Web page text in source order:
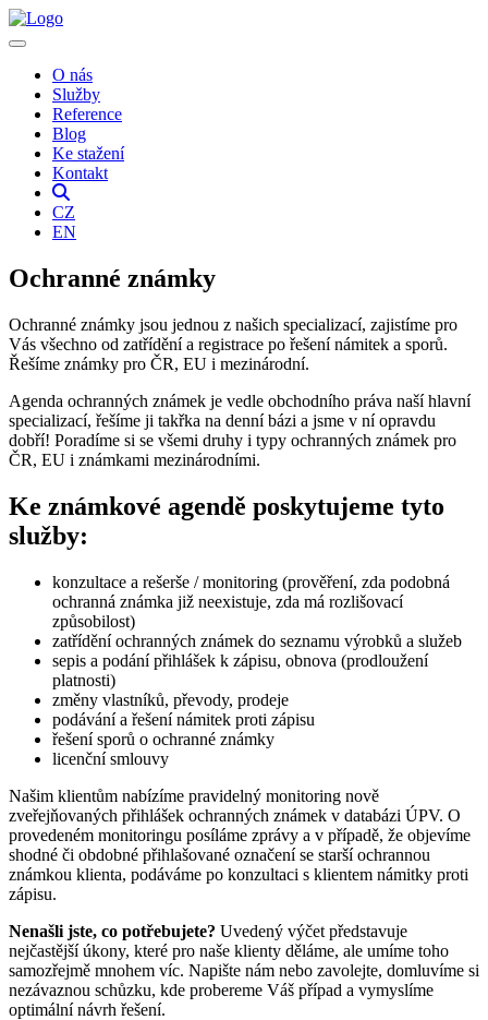
O nás
Služby
Reference
Blog
Ke stažení
Kontakt
CZ
EN
Ochranné známky
Ochranné známky jsou jednou z našich specializací, zajistíme pro
Vás všechno od zatřídění a registrace po řešení námitek a sporů.
Řešíme známky pro ČR, EU i mezinárodní.
Agenda ochranných známek je vedle obchodního práva naší hlavní
specializací, řešíme ji takřka na denní bázi a jsme v ní opravdu
dobří! Poradíme si se všemi druhy i typy ochranných známek pro
ČR, EU i známkami mezinárodními.
Ke známkové agendě poskytujeme tyto
služby:
konzultace a rešerše / monitoring (prověření, zda podobná
ochranná známka již neexistuje, zda má rozlišovací
způsobilost)
zatřídění ochranných známek do seznamu výrobků a služeb
sepis a podání přihlášek k zápisu, obnova (prodloužení
platnosti)
změny vlastníků, převody, prodeje
podávání a řešení námitek proti zápisu
řešení sporů o ochranné známky
licenční smlouvy
Našim klientům nabízíme pravidelný monitoring nově
zveřejňovaných přihlášek ochranných známek v databázi ÚPV. O
provedeném monitoringu posíláme zprávy a v případě, že objevíme
shodné či obdobné přihlašované označení se starší ochrannou
známkou klienta, podáváme po konzultaci s klientem námitky proti
zápisu.
Nenašli jste, co potřebujete? Uvedený výčet představuje
nejčastější úkony, které pro naše klienty děláme, ale umíme toho
samozřejmě mnohem víc. Napište nám nebo zavolejte, domluvíme si
nezávaznou schůzku, kde probereme Váš případ a vymyslíme
optimální návrh řešení.